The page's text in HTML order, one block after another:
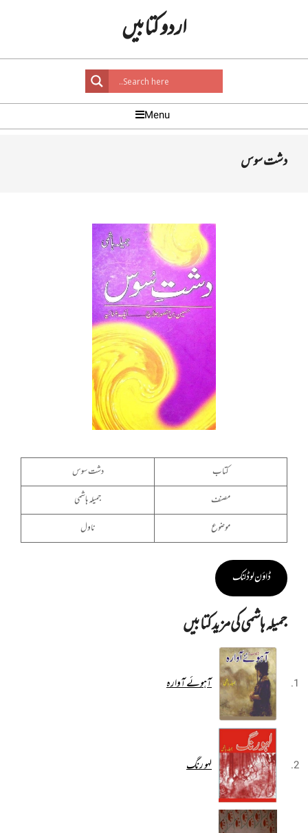
اردو کتابیں
Navigation
Menu
دشت سوس
کتاب
دشت سوس
مصنف
جمیلہ ہاشمی
موضوع
ناول
ڈاؤن لوڈ لنک
جمیلہ ہاشمی کی مزید کتابیں
آہوئے آوارہ
لہو رنگ